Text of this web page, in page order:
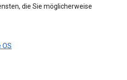
die Sie möglicherweise
OS